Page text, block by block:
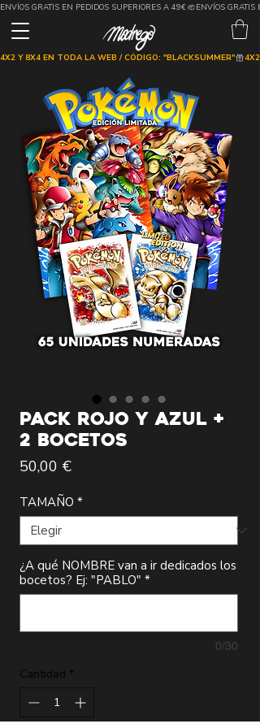
ENVÍOS GRATIS EN PEDIDOS SUPERIORES A 49€
4X2 Y 8X4 EN TODA LA WEB / CÓDIGO: "BLACKSUMMER"
PACK ROJO y AZUL +
2 BOCETOS
50,00 €Precio
TAMAÑO *
¿A qué NOMBRE van a ir dedicados los
bocetos? Ej: "PABLO" *
0/30
Cantidad *